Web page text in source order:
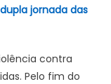
jornada das
contra
Pelo fim do